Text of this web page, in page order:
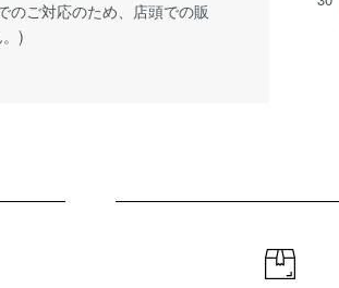
のご対応のため、店頭での販
)